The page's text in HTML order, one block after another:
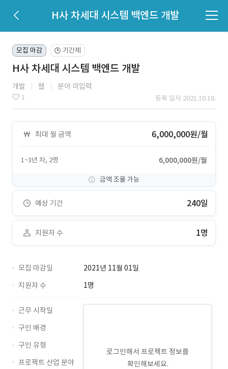
H사 차세대 시스템 백엔드 개발
모집 마감 🕒 기간제
H사 차세대 시스템 백엔드 개발
개발 웹 분야 미입력
1 등록 일자 2021.10.18.
최대 월 금액 6,000,000원/월
1~3년 차, 2명 6,000,000원/월
금액 조율 가능
예상 기간 240일
지원자 수 1명
모집 마감일
2021년 11월 01일
지원자 수
1명
로그인해서 프로젝트 정보를
확인해보세요.
근무 시작일
구인 배경
구인 유형
프로젝트 산업 분야